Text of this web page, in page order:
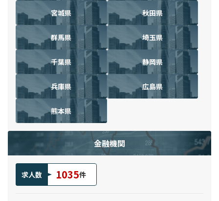
宮城県 秋田県
群馬県 埼玉県
千葉県 静岡県
兵庫県 広島県
熊本県
金融機関
求人数 1035件